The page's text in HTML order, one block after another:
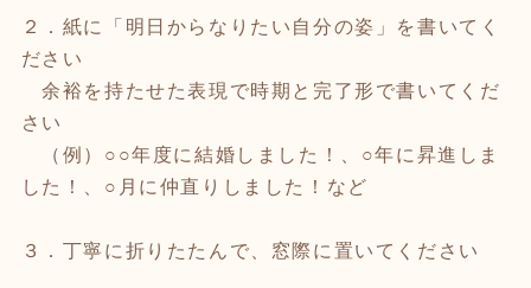
２．紙に「明日からなりたい自分の姿」を書いてく
ださい
余裕を持たせた表現で時期と完了形で書いてくだ
さい
（例）○○年度に結婚しました！、○年に昇進しま
した！、○月に仲直りしました！など
３．丁寧に折りたたんで、窓際に置いてください